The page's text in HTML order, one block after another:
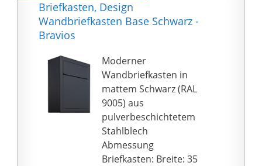
Briefkasten, Design
Wandbriefkasten Base Schwarz -
Bravios
Moderner
Wandbriefkasten in
mattem Schwarz (RAL
9005) aus
pulverbeschichtetem
Stahlblech
Abmessung
Briefkasten: Breite: 35